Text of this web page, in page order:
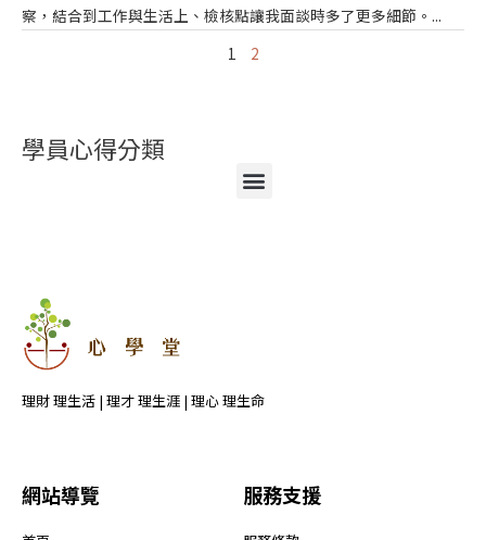
察，結合到工作與生活上、檢核點讓我面談時多了更多細節。...
1 2
學員心得分類
選
理財 理生活 | 理才 理生涯 | 理心 理生命
網站導覽 服務支援